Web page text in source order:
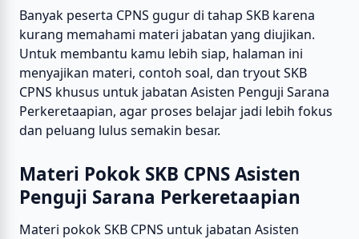
Banyak peserta CPNS gugur di tahap SKB karena
kurang memahami materi jabatan yang diujikan.
Untuk membantu kamu lebih siap, halaman ini
menyajikan materi, contoh soal, dan tryout SKB
CPNS khusus untuk jabatan Asisten Penguji Sarana
Perkeretaapian, agar proses belajar jadi lebih fokus
dan peluang lulus semakin besar.
Materi Pokok SKB CPNS Asisten
Penguji Sarana Perkeretaapian
Materi pokok SKB CPNS untuk jabatan Asisten